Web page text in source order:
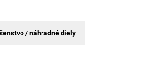
/ náhradné diely